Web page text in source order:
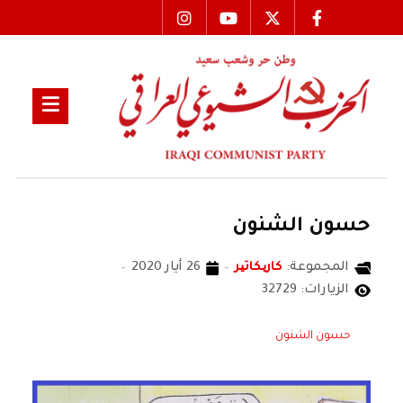
حسون الشنون
المجموعة: كاریكاتیر
26 أيار 2020
الزيارات: 32729
حسون الشنون